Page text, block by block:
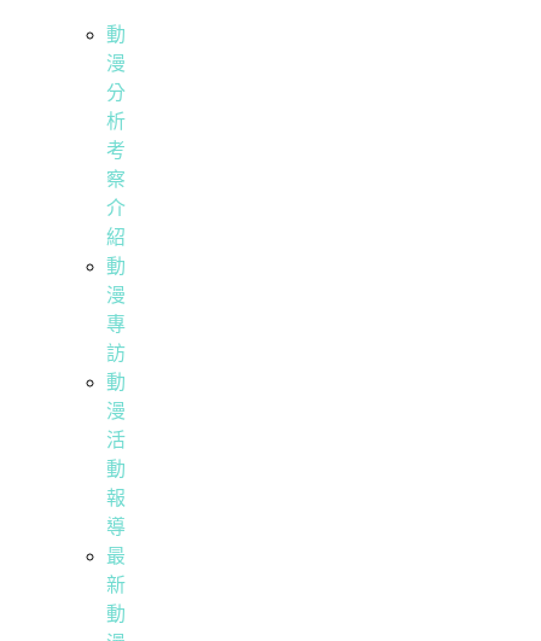
動
漫
分
析
考
察
介
紹
動
漫
專
訪
動
漫
活
動
報
導
最
新
動